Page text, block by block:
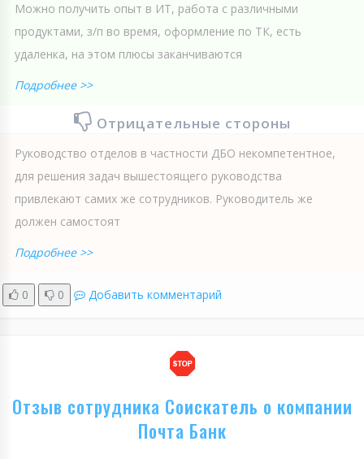
Можно получить опыт в ИТ, работа с различными
продуктами, з/п во время, оформление по ТК, есть
удаленка, на этом плюсы заканчиваются
Подробнее >>
Отрицательные стороны
Руководство отделов в частности ДБО некомпетентное,
для решения задач вышестоящего руководства
привлекают самих же сотрудников. Руководитель же
должен самостоят
Подробнее >>
0 0 Добавить комментарий
Отзыв сотрудника Соискатель о компании
Почта Банк